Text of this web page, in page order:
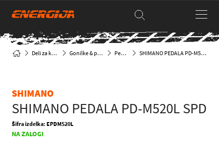
Deli za kolesa Gonilke & pedala Pedala SHIMANO PEDALA PD-M520L SPD
SHIMANO
SHIMANO PEDALA PD-M520L SPD
Šifra izdelka: EPDM520L
NA ZALOGI